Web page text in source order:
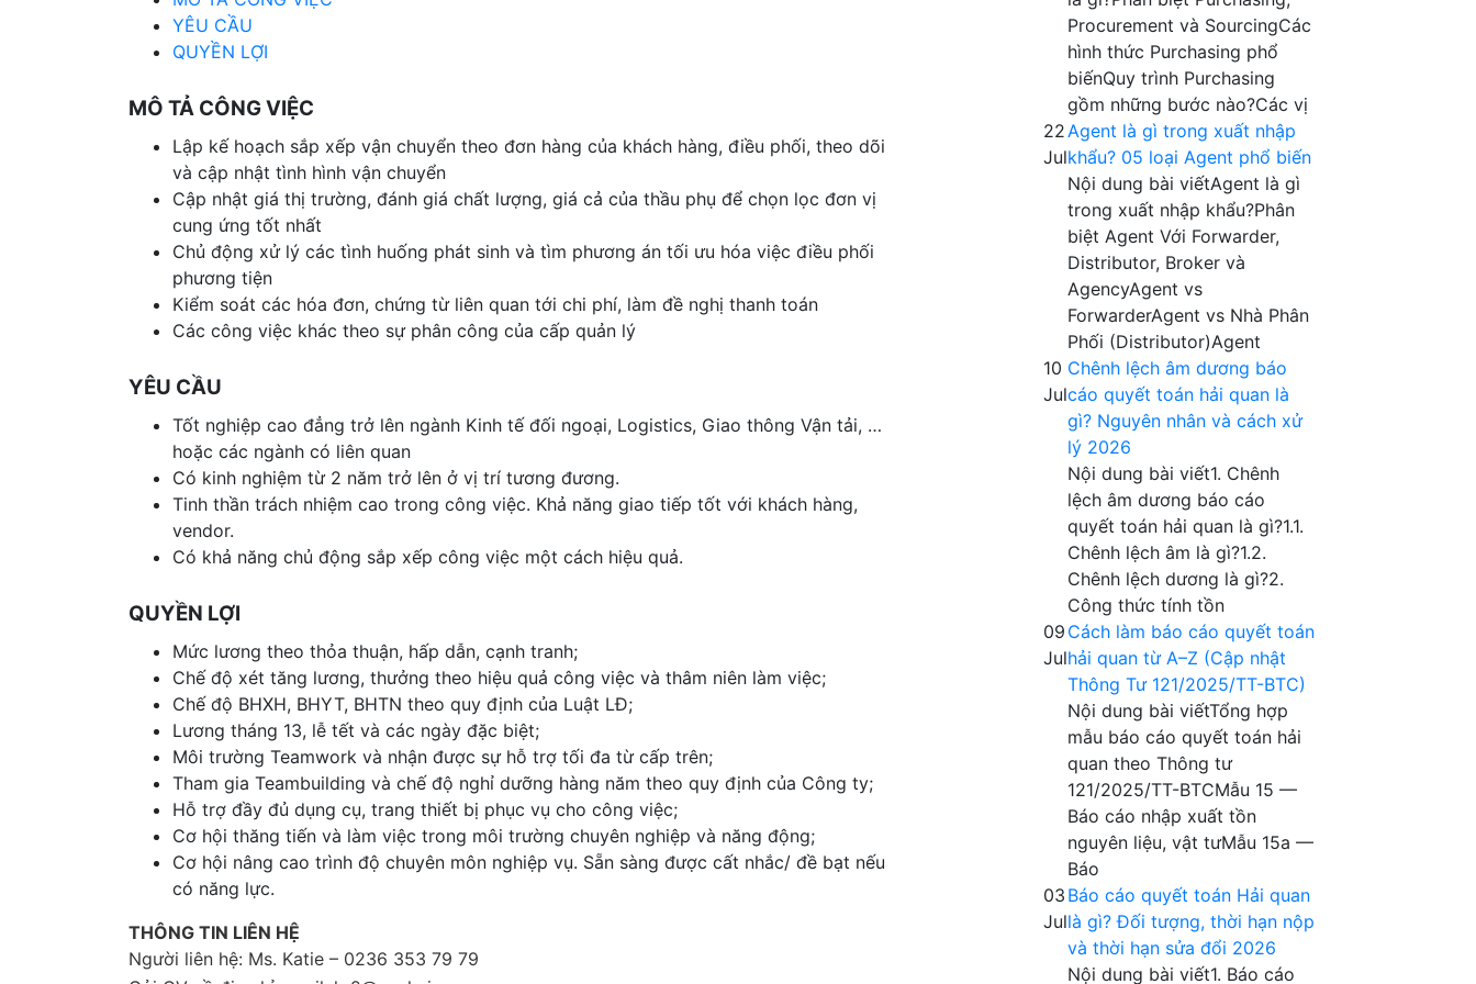
YÊU CẦU
QUYỀN LỢI
MÔ TẢ CÔNG VIỆC
Lập kế hoạch sắp xếp vận chuyển theo đơn hàng của khách hàng, điều phối, theo dõi
và cập nhật tình hình vận chuyển
Cập nhật giá thị trường, đánh giá chất lượng, giá cả của thầu phụ để chọn lọc đơn vị
cung ứng tốt nhất
Chủ động xử lý các tình huống phát sinh và tìm phương án tối ưu hóa việc điều phối
phương tiện
Kiểm soát các hóa đơn, chứng từ liên quan tới chi phí, làm đề nghị thanh toán
Các công việc khác theo sự phân công của cấp quản lý
YÊU CẦU
Tốt nghiệp cao đẳng trở lên ngành Kinh tế đối ngoại, Logistics, Giao thông Vận tải, …
hoặc các ngành có liên quan
Có kinh nghiệm từ 2 năm trở lên ở vị trí tương đương.
Tinh thần trách nhiệm cao trong công việc. Khả năng giao tiếp tốt với khách hàng,
vendor.
Có khả năng chủ động sắp xếp công việc một cách hiệu quả.
QUYỀN LỢI
Mức lương theo thỏa thuận, hấp dẫn, cạnh tranh;
Chế độ xét tăng lương, thưởng theo hiệu quả công việc và thâm niên làm việc;
Chế độ BHXH, BHYT, BHTN theo quy định của Luật LĐ;
Lương tháng 13, lễ tết và các ngày đặc biệt;
Môi trường Teamwork và nhận được sự hỗ trợ tối đa từ cấp trên;
Tham gia Teambuilding và chế độ nghỉ dưỡng hàng năm theo quy định của Công ty;
Hỗ trợ đầy đủ dụng cụ, trang thiết bị phục vụ cho công việc;
Cơ hội thăng tiến và làm việc trong môi trường chuyên nghiệp và năng động;
Cơ hội nâng cao trình độ chuyên môn nghiệp vụ. Sẵn sàng được cất nhắc/ đề bạt nếu
có năng lực.
THÔNG TIN LIÊN HỆ
Người liên hệ: Ms. Katie – 0236 353 79 79
Procurement và SourcingCác
hình thức Purchasing phổ
biếnQuy trình Purchasing
gồm những bước nào?Các vị
22
Jul
Agent là gì trong xuất nhập
khẩu? 05 loại Agent phổ biến
Nội dung bài viếtAgent là gì
trong xuất nhập khẩu?Phân
biệt Agent Với Forwarder,
Distributor, Broker và
AgencyAgent vs
ForwarderAgent vs Nhà Phân
Phối (Distributor)Agent
10
Jul
Chênh lệch âm dương báo
cáo quyết toán hải quan là
gì? Nguyên nhân và cách xử
lý 2026
Nội dung bài viết1. Chênh
lệch âm dương báo cáo
quyết toán hải quan là gì?1.1.
Chênh lệch âm là gì?1.2.
Chênh lệch dương là gì?2.
Công thức tính tồn
09
Jul
Cách làm báo cáo quyết toán
hải quan từ A–Z (Cập nhật
Thông Tư 121/2025/TT-BTC)
Nội dung bài viếtTổng hợp
mẫu báo cáo quyết toán hải
quan theo Thông tư
121/2025/TT-BTCMẫu 15 —
Báo cáo nhập xuất tồn
nguyên liệu, vật tưMẫu 15a —
Báo
03
Jul
Báo cáo quyết toán Hải quan
là gì? Đối tượng, thời hạn nộp
và thời hạn sửa đổi 2026
Nội dung bài viết1. Báo cáo